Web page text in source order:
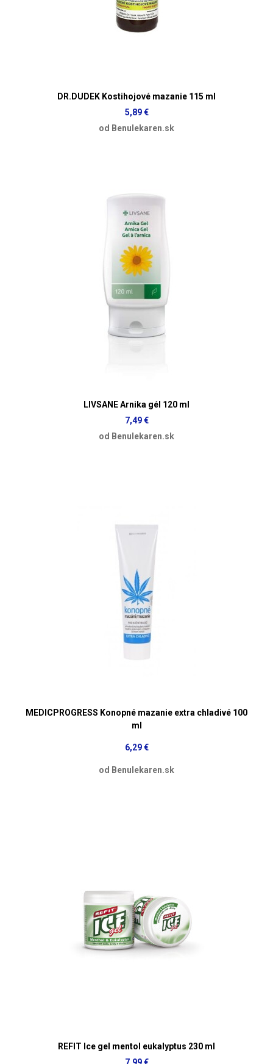
DR.DUDEK Kostihojové mazanie 115 ml
5,89 €
od Benulekaren.sk
LIVSANE Arnika gél 120 ml
7,49 €
od Benulekaren.sk
MEDICPROGRESS Konopné mazanie extra chladivé 100
ml
6,29 €
od Benulekaren.sk
REFIT Ice gel mentol eukalyptus 230 ml